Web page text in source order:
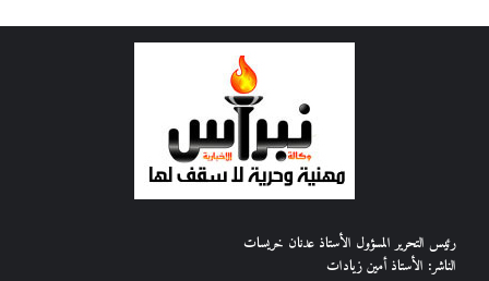
رئيس التحرير المسؤول الأستاذ عدنان خريسات
الناشر: الأستاذ أمين زيادات